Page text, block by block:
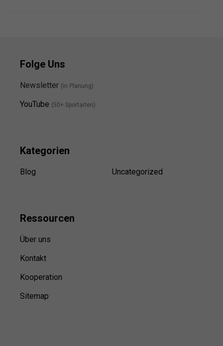
Folge Uns
Newsletter (in Planung)
YouTube (50+ Sportarten)
Kategorien
Blog Uncategorized
Ressourcen
Über uns
Kontakt
Kooperation
Sitemap